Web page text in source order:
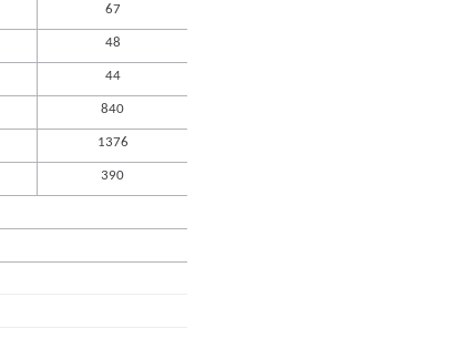
67
48
44
840
1376
390